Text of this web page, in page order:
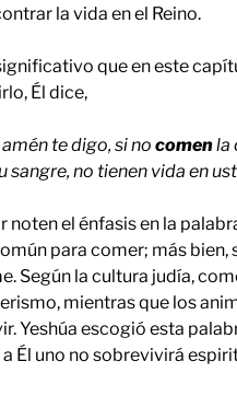
la vida en el Reino.
que en este
Él dice,
amén te digo, si no comenla
sangre, no tienen vida en
noten el énfasis en la
para comer; más bien,
Según la cultura judía,
mientras que los
Yeshúa escogió esta
Él uno no sobrevivirá